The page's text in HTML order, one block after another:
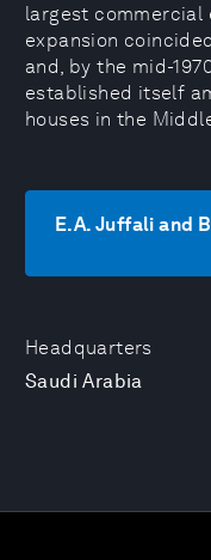
Headquarters
Saudi Arabia
largest commercial
expansion
and, by the mid-
established itself
houses in the
E.A. Juffali and